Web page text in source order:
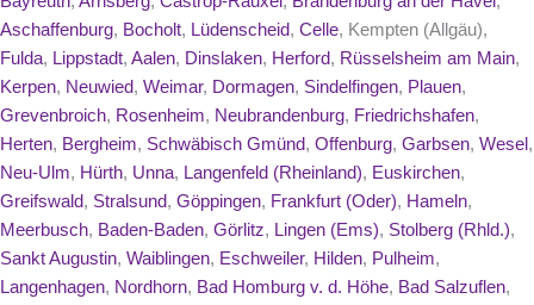
Aschaffenburg, Bocholt, Lüdenscheid, Celle, Kempten (Allgäu),
Fulda, Lippstadt, Aalen, Dinslaken, Herford, Rüsselsheim am Main,
Kerpen, Neuwied, Weimar, Dormagen, Sindelfingen, Plauen,
Grevenbroich, Rosenheim, Neubrandenburg, Friedrichshafen,
Herten, Bergheim, Schwäbisch Gmünd, Offenburg, Garbsen, Wesel ,
Neu-Ulm, Hürth, Unna, Langenfeld (Rheinland), Euskirchen,
Greifswald, Stralsund, Göppingen, Frankfurt (Oder), Hameln,
Meerbusch, Baden-Baden, Görlitz, Lingen (Ems), Stolberg (Rhld.),
Sankt Augustin, Waiblingen, Eschweiler, Hilden, Pulheim,
Langenhagen, Nordhorn, Bad Homburg v. d. Höhe, Bad Salzuflen,